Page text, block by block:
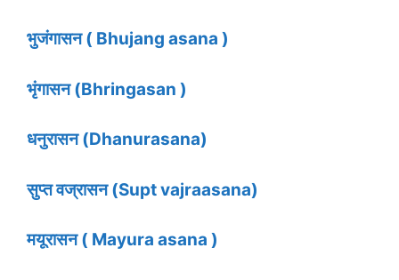
भुजंगासन ( Bhujang asana )
भृंगासन (Bhringasan )
धनुरासन (Dhanurasana)
सुप्त वज्रासन (Supt vajraasana)
मयूरासन ( Mayura asana )